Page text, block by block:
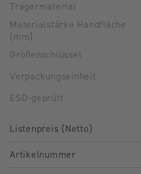
Trägermaterial
Materialstärke Handfläche
(mm)
Größenschlüssel
Verpackungseinheit
ESD-geprüft
Listenpreis (Netto)
Artikelnummer